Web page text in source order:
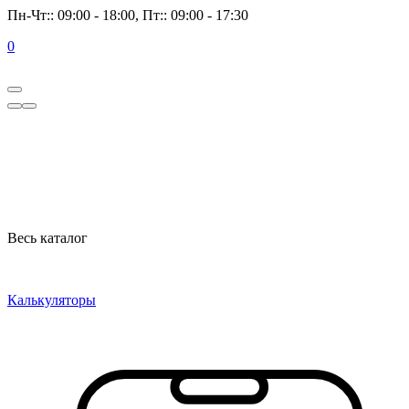
Пн-Чт:: 09:00 - 18:00, Пт:: 09:00 - 17:30
0
Весь каталог
Калькуляторы